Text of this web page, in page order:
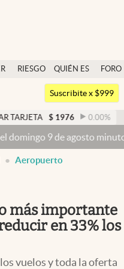
RIESGO
QUIÉN ES
QUIÉN
FORO
Argentina
México
Suscribite x $999
$ 1976 0.00% DÓLAR
de agosto minuto a minuto
Aeropuerto
más importante
en 33% los
vuelos y toda la oferta